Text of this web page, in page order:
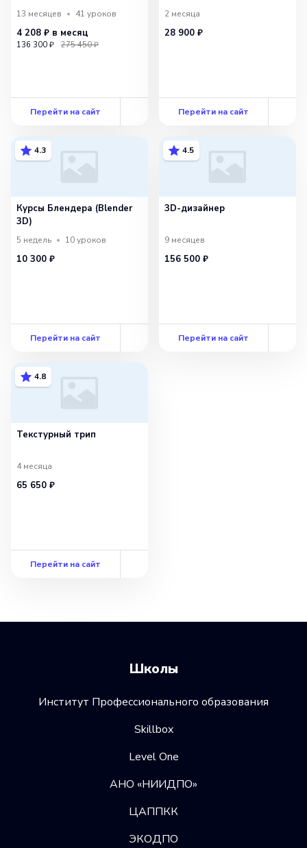
13 месяцев 41 уроков
4 208 ₽ в месяц
136 300 ₽ 275 450 ₽
Перейти на сайт
2 месяца
28 900 ₽
Перейти на сайт
4.3
Курсы Блендера (Blender
3D)
5 недель 10уроков
10 300 ₽
Перейти на сайт
4.5
3D-дизайнер
9 месяцев
156 500 ₽
Перейти на сайт
4.8
Текстурный трип
4 месяца
65 650 ₽
Перейти на сайт
Школы
Институт Профессионального образования
Skillbox
Level One
АНО «НИИДПО»
ЦАППКК
ЭКОДПО